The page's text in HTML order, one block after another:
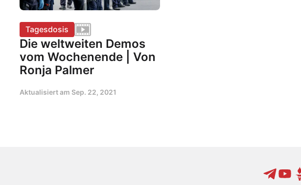
Tagesdosis
Die weltweiten Demos
vom Wochenende | Von
Ronja Palmer
Aktualisiert am Sep. 22, 2021